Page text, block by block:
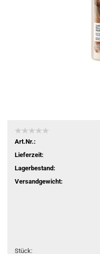
Art.Nr.:
Lieferzeit:
Lagerbestand:
Versandgewicht:
Stück: